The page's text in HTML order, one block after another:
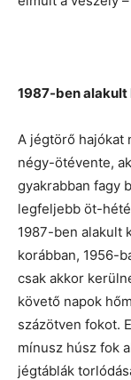
1987-ben
A jégtörő hajókat
négy-ötévente,
gyakrabban fagy
legfeljebb öt-
1987-ben alakult
korábban, 1956-
csak akkor
követő napok
százötven fokot.
mínusz húsz fok
jégtáblák